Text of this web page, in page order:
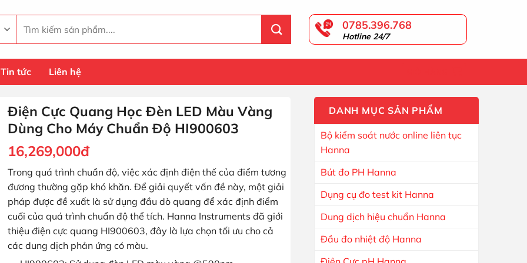
kiếm:
0785.396.768
Hotline 24/7
Tin tức Liên hệ
DANH MỤC SẢN PHẨM
Bộ kiểm soát nước online liên tục
Hanna
Bút đo PH Hanna
Dụng cụ đo test kit Hanna
Dung dịch hiệu chuẩn Hanna
Đầu đo nhiệt độ Hanna
Điện Cực Quang Học Đèn LED Màu Vàng
Dùng Cho Máy Chuẩn Độ HI900603
16,269,000đ
Trong quá trình chuẩn độ, việc xác định điện thế của điểm tương
đương thường gặp khó khăn. Để giải quyết vấn đề này, một giải
pháp được đề xuất là sử dụng đầu dò quang để xác định điểm
cuối của quá trình chuẩn độ thể tích. Hanna Instruments đã giới
thiệu điện cực quang HI900603, đây là lựa chọn tối ưu cho cả
các dung dịch phản ứng có màu.